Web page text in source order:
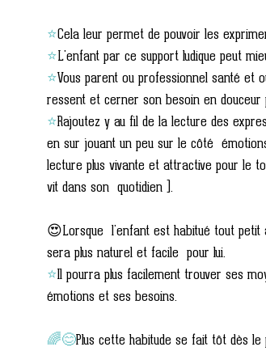
⭐Cela leur permet de pouvoir les
⭐L'enfant par ce support ludique peut
⭐Vous parent ou professionnel santé et
ressent et cerner son besoin en douceur
⭐Rajoutez y au fil de la lecture des
en sur jouant un peu sur le côté
lecture plus vivante et attractive pour le
vit dans son  quotidien ).
😍Lorsque  l'enfant est habitué tout petit
sera plus naturel et facile  pour lui.
⭐Il pourra plus facilement trouver ses
émotions et ses besoins.
🌈😊Plus cette habitude se fait tôt dès